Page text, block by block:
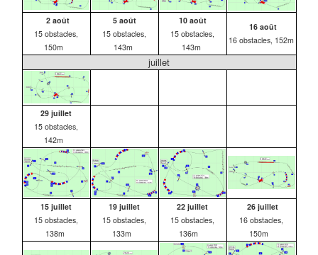
2 août
15 obstacles,
150m
5 août
15 obstacles,
143m
10 août
15 obstacles,
143m
16 août
16 obstacles, 152m
juillet
29 juillet
15 obstacles,
142m
15 juillet
15 obstacles,
138m
19 juillet
15 obstacles,
133m
22 juillet
15 obstacles,
136m
26 juillet
16 obstacles,
150m